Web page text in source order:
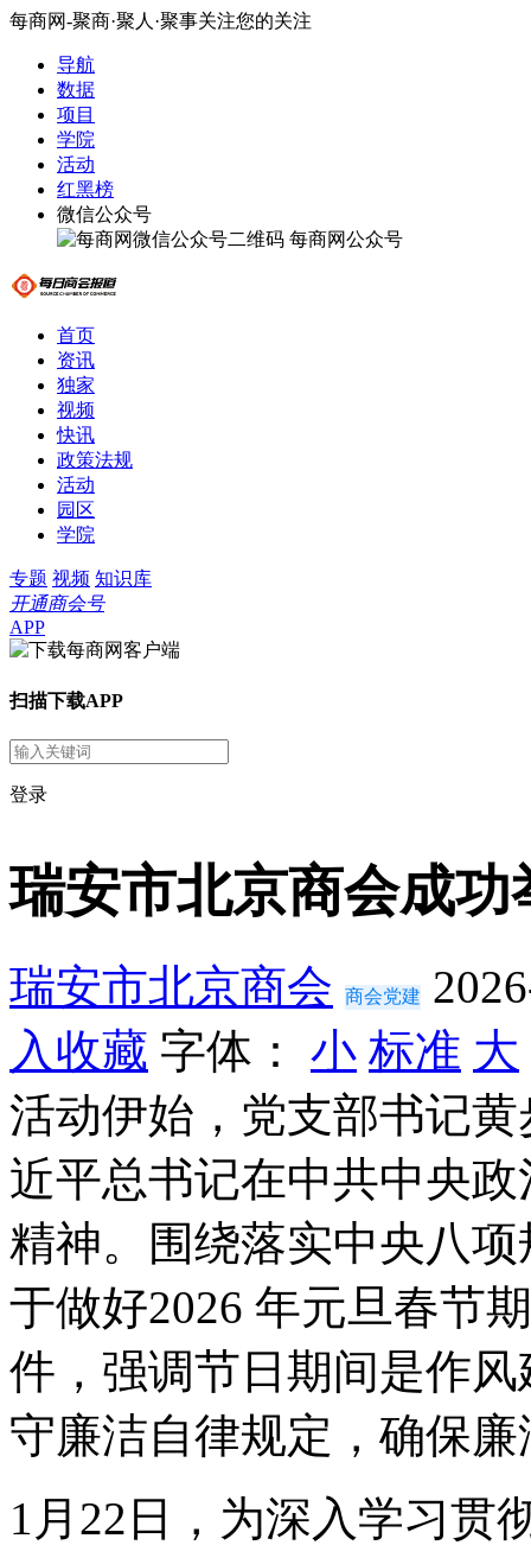
每商网-聚商·聚人·聚事关注您的关注
导航
数据
项目
学院
活动
红黑榜
微信公众号
每商网公众号
首页
资讯
独家
视频
快讯
政策法规
活动
园区
学院
专题 视频 知识库
开通商会号
APP
扫描下载APP
登录
瑞安市北京商会成
瑞安市北京商会 商会党建
入收藏 字体： 小 标准 大
活动伊始，党支部书记
近平总书记在中共中央
精神。围绕落实中央八
于做好2026 年元旦春节
件，强调节日期间是作
守廉洁自律规定，确保
1 月 22 日
，为深入学习贯